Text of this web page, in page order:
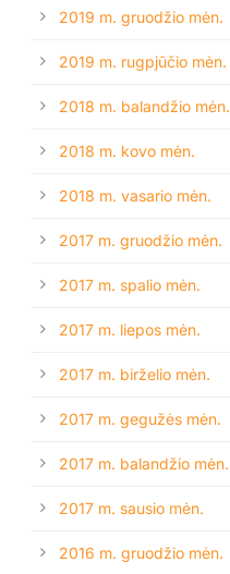
2019 m. gruodžio mėn.
2019 m. rugpjūčio mėn.
2018 m. balandžio mėn.
2018 m. kovo mėn.
2018 m. vasario mėn.
2017 m. gruodžio mėn.
2017 m. spalio mėn.
2017 m. liepos mėn.
2017 m. birželio mėn.
2017 m. gegužės mėn.
2017 m. balandžio mėn.
2017 m. sausio mėn.
2016 m. gruodžio mėn.